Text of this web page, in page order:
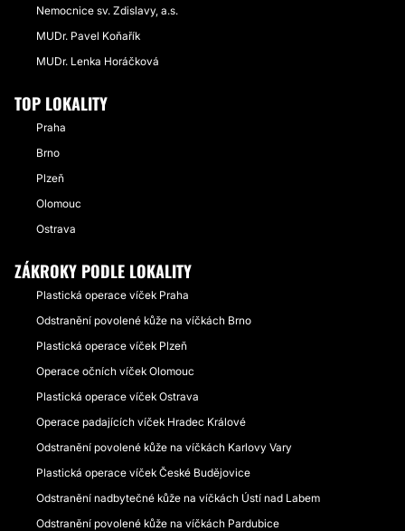
Nemocnice sv. Zdislavy, a.s.
MUDr. Pavel Koňařík
MUDr. Lenka Horáčková
TOP LOKALITY
Praha
Brno
Plzeň
Olomouc
Ostrava
ZÁKROKY PODLE LOKALITY
Plastická operace víček Praha
Odstranění povolené kůže na víčkách Brno
Plastická operace víček Plzeň
Operace očních víček Olomouc
Plastická operace víček Ostrava
Operace padajících víček Hradec Králové
Odstranění povolené kůže na víčkách Karlovy Vary
Plastická operace víček České Budějovice
Odstranění nadbytečné kůže na víčkách Ústí nad Labem
Odstranění povolené kůže na víčkách Pardubice